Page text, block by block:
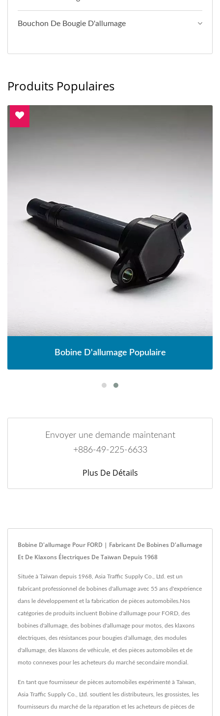
Bouchon De Bougie D'allumage
Produits Populaires
Bobine D'allumage Populaire
Envoyer une demande maintenant
+886-49-225-6633
Plus De Détails
Bobine D'allumage Pour FORD | Fabricant De Bobines D'allumage
Et De Klaxons Électriques De Taïwan Depuis 1968
Située à Taïwan depuis 1968, Asia Traffic Supply Co., Ltd. est un
fabricant professionnel de bobines d'allumage avec 55 ans d'expérience
dans le développement et la fabrication de pièces automobiles.Nos
catégories de produits incluent Bobine d'allumage pour FORD, des
bobines d'allumage, des bobines d'allumage pour motos, des klaxons
électriques, des résistances pour bougies d'allumage, des modules
d'allumage, des klaxons de véhicule, et des pièces automobiles et de
moto connexes pour les acheteurs du marché secondaire mondial.
En tant que fournisseur de pièces automobiles expérimenté à Taïwan,
Asia Traffic Supply Co., Ltd. soutient les distributeurs, les grossistes, les
fournisseurs du marché de la réparation et les acheteurs de pièces de